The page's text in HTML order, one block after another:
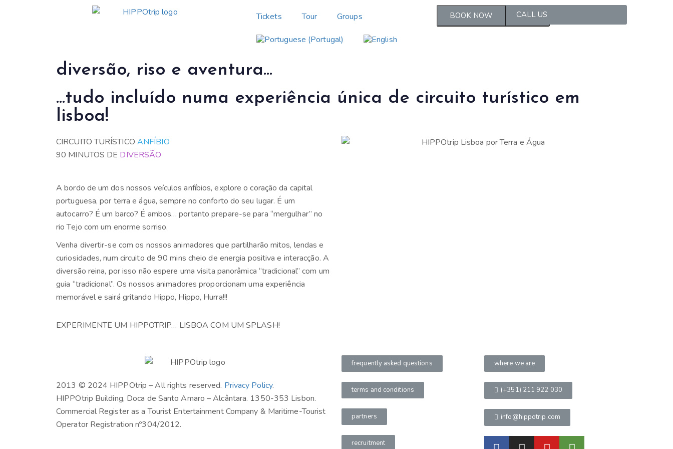
Tickets Tour Groups CALL US
MANAGE MY BOOKINGS
BOOK NOW
diversão, riso e aventura...
...tudo incluído numa experiência única de circuito turístico em
lisboa!
CIRCUITO TURÍSTICO ANFÍBIO
90 MINUTOS DE DIVERSÃO
A bordo de um dos nossos veículos anfíbios, explore o coração da capital
portuguesa, por terra e água, sempre no conforto do seu lugar. É um
autocarro? É um barco? É ambos… portanto prepare-se para “mergulhar” no
rio Tejo com um enorme sorriso.
Venha divertir-se com os nossos animadores que partilharão mitos, lendas e
curiosidades, num circuito de 90 mins cheio de energia positiva e interacção. A
diversão reina, por isso não espere uma visita panorâmica “tradicional” com um
guia “tradicional”. Os nossos animadores proporcionam uma experiência
memorável e sairá gritando Hippo, Hippo, Hurra!!!
EXPERIMENTE UM HIPPOTRIP… LISBOA COM UM SPLASH!
2013 © 2024 HIPPOtrip – All rights reserved. Privacy Policy.
HIPPOtrip Building, Doca de Santo Amaro – Alcântara. 1350-353 Lisbon.
Commercial Register as a Tourist Entertainment Company & Maritime-Tourist
Operator Registration nº304/2012.
frequently asked questions
terms and conditions
partners
recruitment
where we are
(+351) 211 922 030
info@hippotrip.com